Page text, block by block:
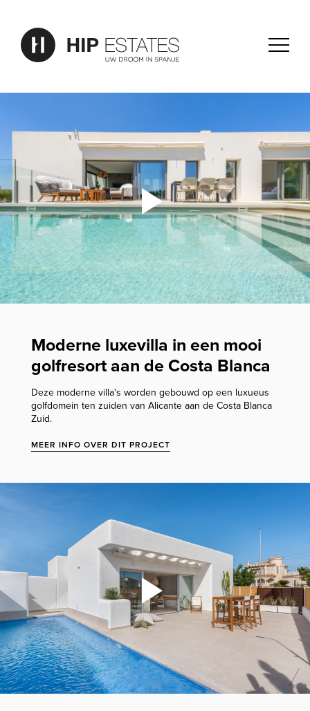
Moderne luxevilla in een mooi
golfresort aan de Costa Blanca
Deze moderne villa's worden gebouwd op een luxueus
golfdomein ten zuiden van Alicante aan de Costa Blanca
Zuid.
MEER INFO OVER DIT PROJECT